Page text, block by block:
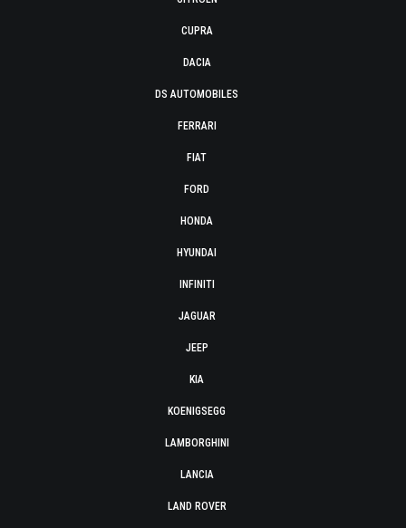
CUPRA
DACIA
DS AUTOMOBILES
FERRARI
FIAT
FORD
HONDA
HYUNDAI
INFINITI
JAGUAR
JEEP
KIA
KOENIGSEGG
LAMBORGHINI
LANCIA
LAND ROVER